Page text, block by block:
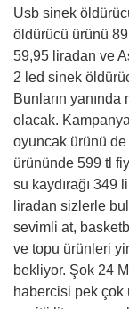
Usb sinek
öldürücü ürünü
59,95 liradan ve
2 led sinek
Bunların
olacak.
oyuncak ürünü de
ürününde 599 tl
su kaydırağı 349
liradan sizlerle
sevimli at,
ve topu ürünleri
bekliyor. Şok 24
habercisi pek çok